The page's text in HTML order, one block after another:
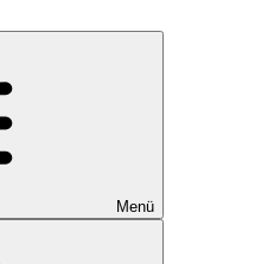
Menü